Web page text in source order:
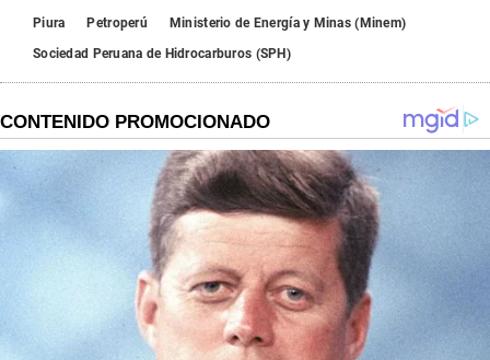
Piura Petroperú
Ministerio de Energía y Minas (Minem)
Sociedad Peruana de Hidrocarburos (SPH)